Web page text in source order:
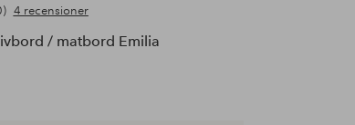
4 recensioner
/ matbord Emilia